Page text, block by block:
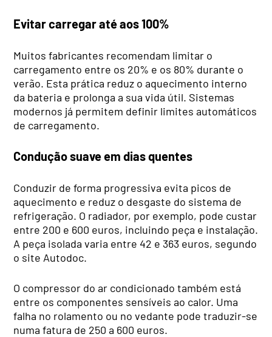
Evitar carregar até aos 100%
Muitos fabricantes recomendam limitar o
carregamento entre os 20% e os 80% durante o
verão. Esta prática reduz o aquecimento interno
da bateria e prolonga a sua vida útil. Sistemas
modernos já permitem definir limites automáticos
de carregamento.
Condução suave em dias quentes
Conduzir de forma progressiva evita picos de
aquecimento e reduz o desgaste do sistema de
refrigeração. O radiador, por exemplo, pode custar
entre 200 e 600 euros, incluindo peça e instalação.
A peça isolada varia entre 42 e 363 euros, segundo
o site Autodoc.
O compressor do ar condicionado também está
entre os componentes sensíveis ao calor. Uma
falha no rolamento ou no vedante pode traduzir-se
numa fatura de 250 a 600 euros.